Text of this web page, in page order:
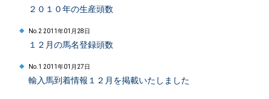
２０１０年の生産頭数
No.2 2011年01月28日
１２月の馬名登録頭数
No.1 2011年01月27日
輸入馬到着情報１２月を掲載いたしました